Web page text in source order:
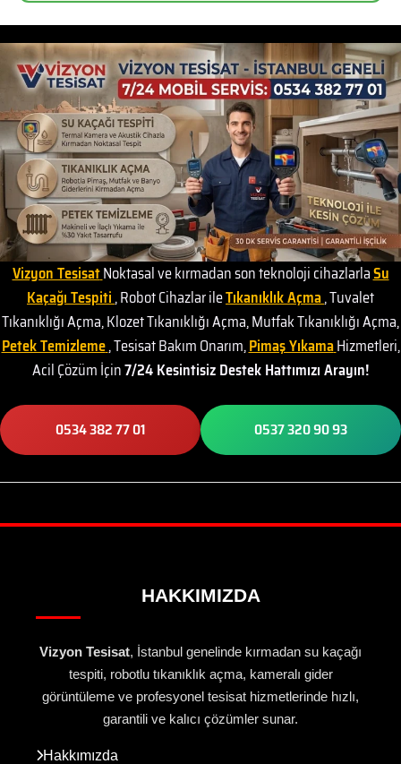
Vizyon TesisatNoktasal ve kırmadan son teknoloji cihazlarlaSu
Kaçağı Tespiti, Robot Cihazlar ileTıkanıklık Açma, Tuvalet
Tıkanıklığı Açma, Klozet Tıkanıklığı Açma, Mutfak Tıkanıklığı Açma,
Petek Temizleme, Tesisat Bakım Onarım,Pimaş YıkamaHizmetleri,
Acil Çözüm İçin7/24 Kesintisiz Destek Hattımızı Arayın!
0534 382 77 01 0537 320 90 93
HAKKIMIZDA
Vizyon Tesisat, İstanbul genelinde kırmadan su kaçağı
tespiti, robotlu tıkanıklık açma, kameralı gider
görüntüleme ve profesyonel tesisat hizmetlerinde hızlı,
garantili ve kalıcı çözümler sunar.
Hakkımızda